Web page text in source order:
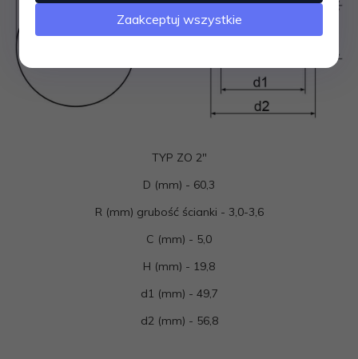
TYP ZO 2"
D (mm) - 60,3
R (mm) grubość ścianki - 3,0-3,6
C (mm) - 5,0
H (mm) - 19,8
d1 (mm) - 49,7
d2 (mm) - 56,8
Zaakceptuj wszystkie